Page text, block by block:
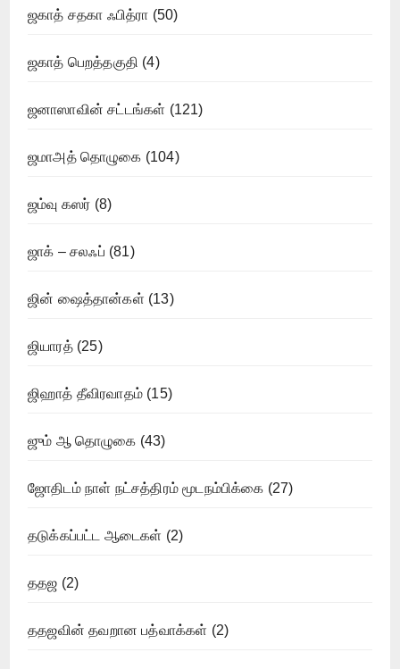
ஜகாத் சதகா ஃபித்ரா (50)
ஜகாத் பெறத்தகுதி (4)
ஜனாஸாவின் சட்டங்கள் (121)
ஜமாஅத் தொழுகை (104)
ஜம்வு கஸர் (8)
ஜாக் – சலஃப் (81)
ஜின் ஷைத்தான்கள் (13)
ஜியாரத்(25)
ஜிஹாத் தீவிரவாதம் (15)
ஜும் ஆ தொழுகை (43)
ஜோதிடம் நாள் நட்சத்திரம் மூடநம்பிக்கை (27)
தடுக்கப்பட்ட ஆடைகள் (2)
ததஜ (2)
ததஜவின் தவறான பத்வாக்கள் (2)